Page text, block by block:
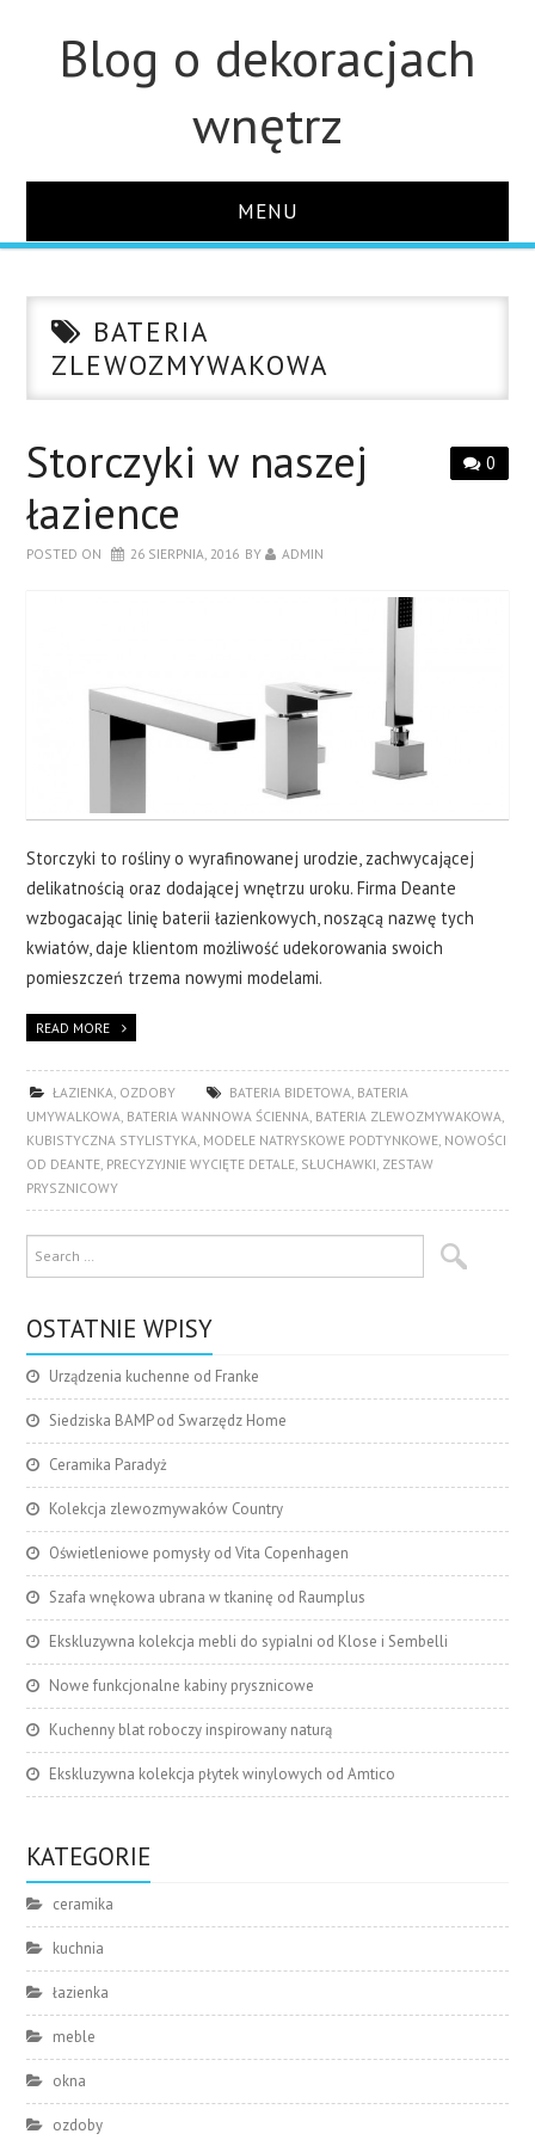
Blog o dekoracjach
wnętrz
MENU
ŁAZIENKA
OZDOBY
KUCHNIA
BATERIA
ZLEWOZMYWAKOWA
0
Storczyki w naszej
łazience
POSTED ON 26 SIERPNIA, 2016 BY ADMIN
Storczyki to rośliny o wyrafinowanej urodzie, zachwycającej
delikatnością oraz dodającej wnętrzu uroku. Firma Deante
wzbogacając linię baterii łazienkowych, noszącą nazwę tych
kwiatów, daje klientom możliwość udekorowania swoich
pomieszczeń trzema nowymi modelami.
READ MORE
ŁAZIENKA, OZDOBY BATERIA BIDETOWA, BATERIA
UMYWALKOWA, BATERIA WANNOWA ŚCIENNA, BATERIA ZLEWOZMYWAKOWA,
KUBISTYCZNA STYLISTYKA, MODELE NATRYSKOWE PODTYNKOWE, NOWOŚCI
OD DEANTE, PRECYZYJNIE WYCIĘTE DETALE, SŁUCHAWKI, ZESTAW
PRYSZNICOWY
OSTATNIE WPISY
Urządzenia kuchenne od Franke
Siedziska BAMP od Swarzędz Home
Ceramika Paradyż
Kolekcja zlewozmywaków Country
Oświetleniowe pomysły od Vita Copenhagen
Szafa wnękowa ubrana w tkaninę od Raumplus
Ekskluzywna kolekcja mebli do sypialni od Klose i Sembelli
Nowe funkcjonalne kabiny prysznicowe
Kuchenny blat roboczy inspirowany naturą
Ekskluzywna kolekcja płytek winylowych od Amtico
KATEGORIE
ceramika
kuchnia
łazienka
meble
okna
ozdoby